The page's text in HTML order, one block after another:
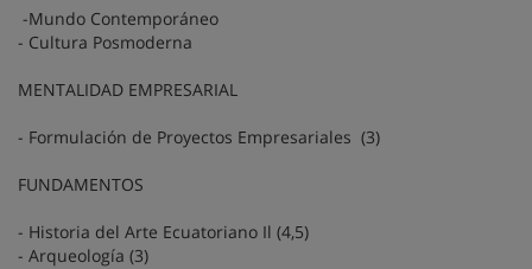
-Mundo Contemporáneo
- Cultura Posmoderna
MENTALIDAD EMPRESARIAL
- Formulación de Proyectos Empresariales (3)
FUNDAMENTOS
- Historia del Arte Ecuatoriano Il (4,5)
- Arqueología (3)